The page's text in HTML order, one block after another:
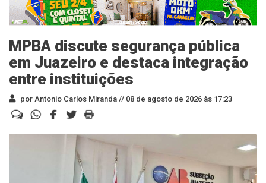
MPBA discute segurança pública
em Juazeiro e destaca integração
entre instituições
por Antonio Carlos Miranda // 08 de agosto de 2026 às 17:23